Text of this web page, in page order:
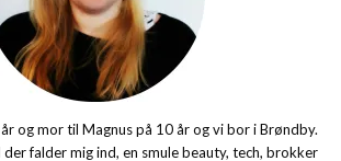
og mor til Magnus på 10 år og vi bor i Brøndby.
der falder mig ind, en smule beauty, tech, brokker